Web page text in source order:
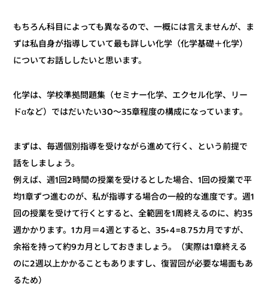
もちろん科目によっても異なるので、一概には言えませんが、ま
ずは私自身が指導していて最も詳しい化学（化学基礎＋化学）
についてお話ししたいと思います。
化学は、学校準拠問題集（セミナー化学、エクセル化学、リー
ドαなど）ではだいたい30～35章程度の構成になっています。
まずは、毎週個別指導を受けながら進めて行く、という前提で
話をしましょう。
例えば、週1回2時間の授業を受けるとした場合、1回の授業で平
均1章ずつ進むのが、私が指導する場合の一般的な進度です。週1
回の授業を受けて行くとすると、全範囲を1周終えるのに、約35
週かかります。1カ月＝4週とすると、35÷4=8.75カ月ですが、
余裕を持って約9カ月としておきましょう。（実際は1章終える
のに2週以上かかることもありますし、復習回が必要な場面もあ
るため）